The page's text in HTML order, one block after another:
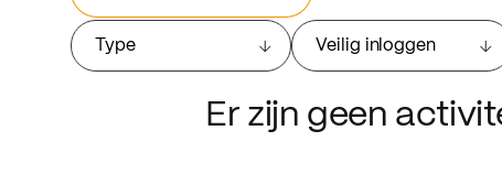
Type Veilig inloggen
Er zijn geen